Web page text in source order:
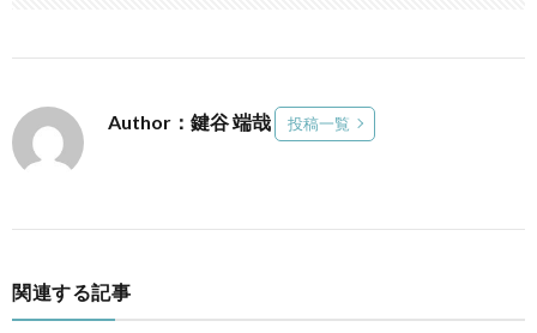
Author：鍵谷 端哉 投稿一覧
関連する記事